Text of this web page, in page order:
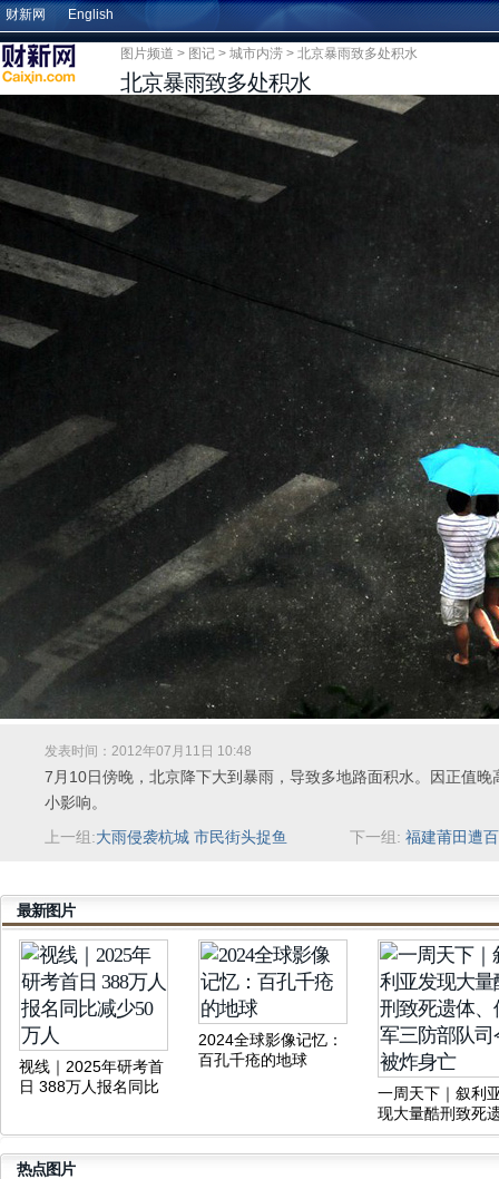
财新网 English
图片频道 > 图记 > 城市内涝 > 北京暴雨致多处积水
北京暴雨致多处积水
发表时间：2012年07月11日 10:48
7月10日傍晚，北京降下大到暴雨，导致多地路面积水。因正值
小影响。
上一组:大雨侵袭杭城 市民街头捉鱼 下一组: 福建莆田遭
最新图片
视线｜2025年研考首
日 388万人报名同比
2024全球影像记忆：
百孔千疮的地球
一周天下｜叙利
现大量酷刑致死
体、俄军三防部
令被炸身亡
热点图片